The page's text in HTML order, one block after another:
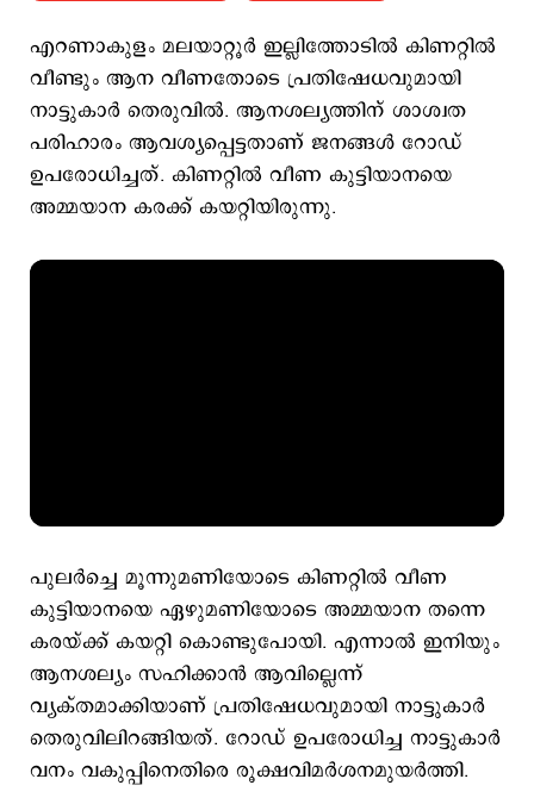
എറണാകുളം മലയാറ്റൂർ ഇല്ലിത്തോടിൽ കിണറ്റിൽ
വീണ്ടും ആന വീണതോടെ പ്രതിഷേധവുമായി
നാട്ടുകാർ തെരുവിൽ. ആനശല്യത്തിന് ശാശ്വത
പരിഹാരം ആവശ്യപ്പെട്ടതാണ് ജനങ്ങൾ റോഡ്
ഉപരോധിച്ചത്. കിണറ്റിൽ വീണ കുട്ടിയാനയെ
അമ്മയാന കരക്ക് കയറ്റിയിരുന്നു.
പുലർച്ചെ മൂന്നുമണിയോടെ കിണറ്റിൽ വീണ
കുട്ടിയാനയെ ഏഴുമണിയോടെ അമ്മയാന തന്നെ
കരയ്ക്ക് കയറ്റി കൊണ്ടുപോയി. എന്നാൽ ഇനിയും
ആനശല്യം സഹിക്കാൻ ആവില്ലെന്ന്
വ്യക്തമാക്കിയാണ് പ്രതിഷേധവുമായി നാട്ടുകാർ
തെരുവിലിറങ്ങിയത്. റോഡ് ഉപരോധിച്ച നാട്ടുകാർ
വനം വകുപ്പിനെതിരെ രൂക്ഷവിമർശനമുയർത്തി.